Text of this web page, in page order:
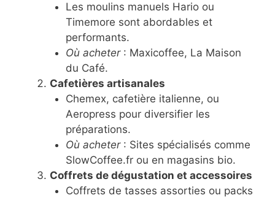
Les moulins manuels Hario ou
Timemore sont abordables et
performants.
Où acheter: Maxicoffee, La Maison
du Café.
Cafetières artisanales
Chemex, cafetière italienne, ou
Aeropress pour diversifier les
préparations.
Où acheter: Sites spécialisés comme
SlowCoffee.fr ou en magasins bio.
Coffrets de dégustation et accessoires
Coffrets de tasses assorties ou packs